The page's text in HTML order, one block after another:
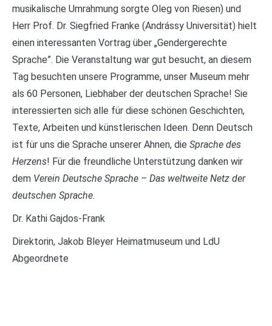
musikalische Umrahmung sorgte Oleg von Riesen) und
Herr Prof. Dr. Siegfried Franke (Andrássy Universität) hielt
einen interessanten Vortrag über „Gendergerechte
Sprache”. Die Veranstaltung war gut besucht, an diesem
Tag besuchten unsere Programme, unser Museum mehr
als 60 Personen, Liebhaber der deutschen Sprache! Sie
interessierten sich alle für diese schönen Geschichten,
Texte, Arbeiten und künstlerischen Ideen. Denn Deutsch
ist für uns die Sprache unserer Ahnen, die Sprache des
Herzens! Für die freundliche Unterstützung danken wir
dem Verein Deutsche Sprache – Das weltweite Netz der
deutschen Sprache.
Dr. Kathi Gajdos-Frank
Direktorin, Jakob Bleyer Heimatmuseum und LdU
Abgeordnete